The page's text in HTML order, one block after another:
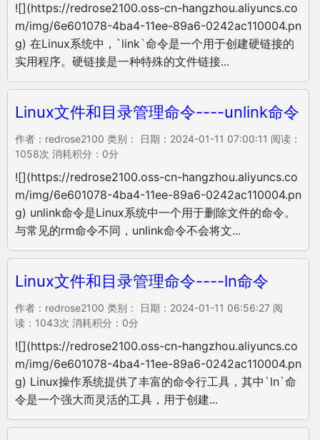
![](https://redrose2100.oss-cn-hangzhou.aliyuncs.co
m/img/6e601078-4ba4-11ee-89a6-0242ac110004.pn
g) 在Linux系统中，`link`命令是一个用于创建硬链接的
实用程序。硬链接是一种特殊的文件链接...
Linux文件和目录管理命令----unlink命令
作者：redrose2100 类别： 日期：2024-01-11 07:00:11 阅读：
1058次 消耗积分：0分
![](https://redrose2100.oss-cn-hangzhou.aliyuncs.co
m/img/6e601078-4ba4-11ee-89a6-0242ac110004.pn
g) unlink命令是Linux系统中一个用于删除文件的命令。
与常见的rm命令不同，unlink命令不会将文...
Linux文件和目录管理命令----ln命令
作者：redrose2100 类别： 日期：2024-01-11 06:56:27 阅
读：1043次 消耗积分：0分
![](https://redrose2100.oss-cn-hangzhou.aliyuncs.co
m/img/6e601078-4ba4-11ee-89a6-0242ac110004.pn
g) Linux操作系统提供了丰富的命令行工具，其中`ln`命
令是一个强大而灵活的工具，用于创建...